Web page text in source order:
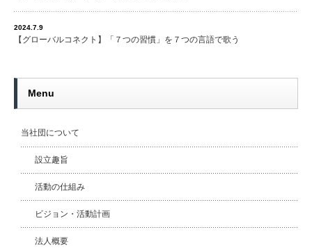
2024.7.9
【グローバルコネクト】「７つの習慣」を７つの言語で歌う
Menu
当社団について
設立趣旨
活動の仕組み
ビジョン・活動計画
法人概要